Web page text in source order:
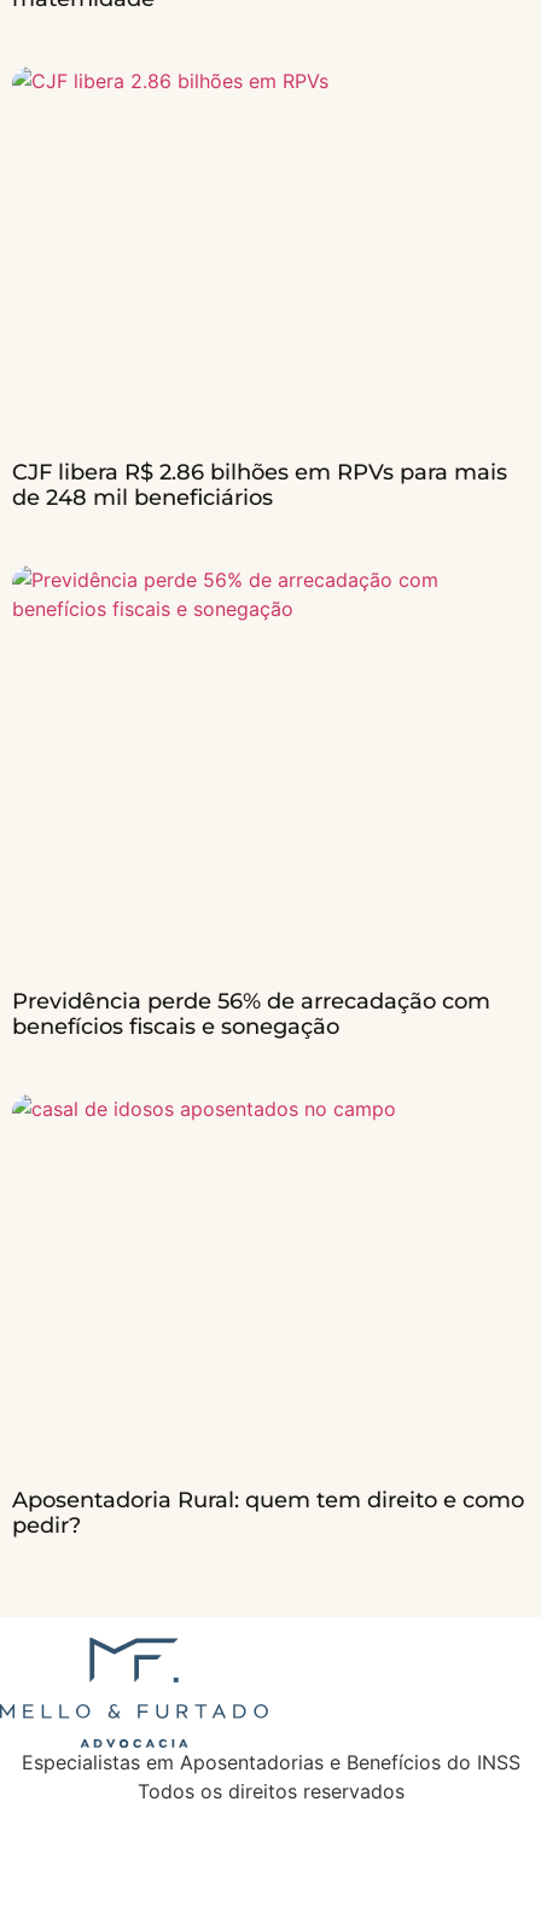
CJF libera R$ 2.86 bilhões em RPVs para mais
de 248 mil beneficiários
Previdência perde 56% de arrecadação com
benefícios fiscais e sonegação
Aposentadoria Rural: quem tem direito e como
pedir?
Especialistas em Aposentadorias e Benefícios do INSS
Todos os direitos reservados